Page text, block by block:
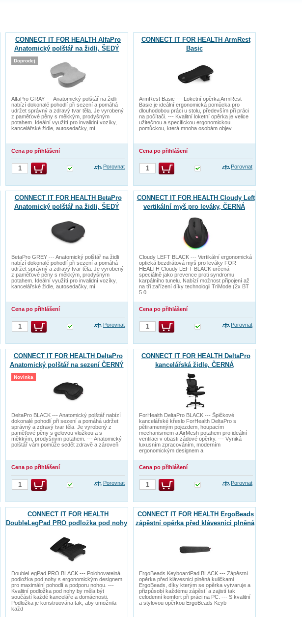
CONNECT IT FOR HEALTH AlfaPro
Anatomický polštář na židli, ŠEDÝ
AlfaPro GRAY --- Anatomický polštář na židli
nabízí dokonalé pohodlí při sezení a pomáhá
udržet správný a zdravý tvar těla. Je vyrobený
z paměťové pěny s měkkým, prodyšným
potahem. Ideální využítí pro invalidní vozíky,
kancelářské židle, autosedačky, mí
Cena po přihlášení
Porovnat
Doprodej
CONNECT IT FOR HEALTH ArmRest
Basic
ArmRest Basic --- Loketní opěrka ArmRest
Basic je ideální ergonomická pomůcka pro
dlouhodobou práci u stolu, především při práci
na počítači. --- Kvalitní loketní opěrka je velice
užitečnou a specifickou ergonomickou
pomůckou, která mnoha osobám objev
Cena po přihlášení
Porovnat
CONNECT IT FOR HEALTH BetaPro
Anatomický polštář na židli, ŠEDÝ
BetaPro GREY --- Anatomický polštář na židli
nabízí dokonalé pohodlí při sezení a pomáhá
udržet správný a zdravý tvar těla. Je vyrobený
z paměťové pěny s měkkým, prodyšným
potahem. Ideální využítí pro invalidní vozíky,
kancelářské židle, autosedačky, mí
Cena po přihlášení
Porovnat
CONNECT IT FOR HEALTH Cloudy Left
vertikální myš pro leváky, ČERNÁ
Cloudy LEFT BLACK --- Vertikální ergonomická
optická bezdrátová myš pro leváky FOR
HEALTH Cloudy LEFT BLACK určená
speciálně jako prevence proti syndromu
karpálního tunelu. Nabízí možnost připojení až
na tři zařízení díky technologii TriMode (2x BT
5.0
Cena po přihlášení
Porovnat
CONNECT IT FOR HEALTH DeltaPro
Anatomický polštář na sezení ČERNÝ
DeltaPro BLACK --- Anatomický polštář nabízí
dokonalé pohodlí při sezení a pomáhá udržet
správný a zdravý tvar těla. Je vyrobený z
paměťové pěny s gelovou vložkou a s
měkkým, prodyšným potahem. --- Anatomický
polštář vám pomůže sedět zdravě a zároveň
Cena po přihlášení
Porovnat
Novinka
CONNECT IT FOR HEALTH DeltaPro
kancelářská židle, ČERNÁ
ForHealth DeltaPro BLACK --- Špičkové
kancelářské křeslo ForHealth DeltaPro s
pětiramenným pojezdem, houpacím
mechanismem a AirMesh potahem pro ideální
ventilaci v obasti zádové opěrky. --- Vyniká
luxusním zpracováním, moderním
ergonomickým designem a
Cena po přihlášení
Porovnat
CONNECT IT FOR HEALTH
DoubleLegPad PRO podložka pod nohy
DoubleLegPad PRO BLACK --- Polohovatelná
podložka pod nohy s ergonomickým designem
pro maximální pohodlí a podporu nohou. ---
Kvalitní podložka pod nohy by měla být
součástí každé kanceláře a domácnosti.
Podložka je konstruována tak, aby umožnila
každ
CONNECT IT FOR HEALTH ErgoBeads
zápěstní opěrka před klávesnici plněná
ErgoBeads KeyboardPad BLACK --- Zápěstní
opěrka před klávesnici plněná kuličkami
ErgoBeads, díky kterým se opěrka vytvaruje a
přizpůsobí každému zápěstí a zajistí tak
celodenní komfort při práci na PC. --- S kvalitní
a stylovou opěrkou ErgoBeads Keyb